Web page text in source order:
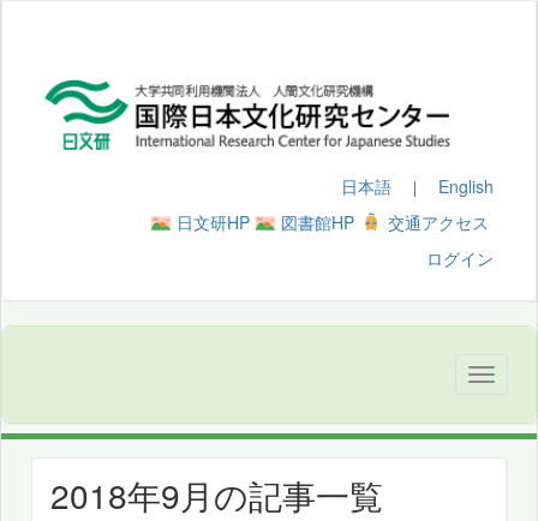
日本語 ｜ English
日文研HP
図書館HP
交通アクセス
ログイン
2018年9月の記事一覧